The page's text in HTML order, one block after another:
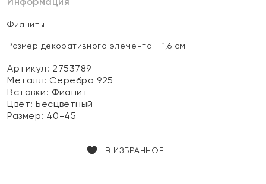
Фианиты
Размер декоративного элемента - 1,6 см
Артикул: 2753789
Металл: Серебро 925
Вставки: Фианит
Цвет:Бесцветный
Размер: 40-45
В ИЗБРАННОЕ